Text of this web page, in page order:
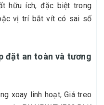
hữu ích, đặc biệt trong
vị trí bắt vít có sai số
đặt an toàn và tương
xoay linh hoạt, Giá treo